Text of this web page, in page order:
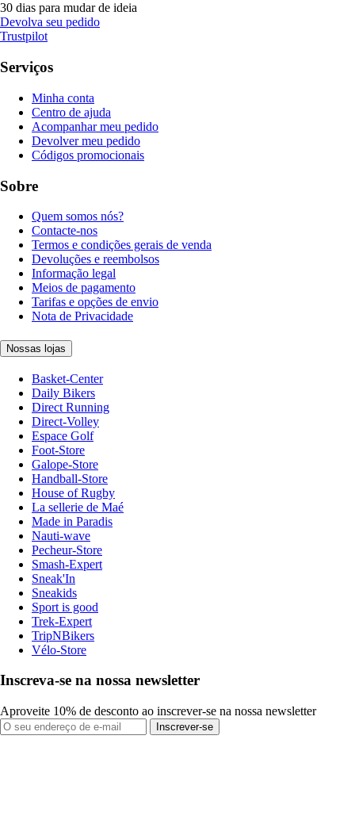
30 dias para mudar de ideia
Devolva seu pedido
Trustpilot
Serviços
Minha conta
Centro de ajuda
Acompanhar meu pedido
Devolver meu pedido
Códigos promocionais
Sobre
Quem somos nós?
Contacte-nos
Termos e condições gerais de venda
Devoluções e reembolsos
Informação legal
Meios de pagamento
Tarifas e opções de envio
Nota de Privacidade
Nossas lojas
Basket-Center
Daily Bikers
Direct Running
Direct-Volley
Espace Golf
Foot-Store
Galope-Store
Handball-Store
House of Rugby
La sellerie de Maé
Made in Paradis
Nauti-wave
Pecheur-Store
Smash-Expert
Sneak'In
Sneakids
Sport is good
Trek-Expert
TripNBikers
Vélo-Store
Inscreva-se na nossa newsletter
Aproveite 10% de desconto ao inscrever-se na nossa newsletter
Inscrever-se